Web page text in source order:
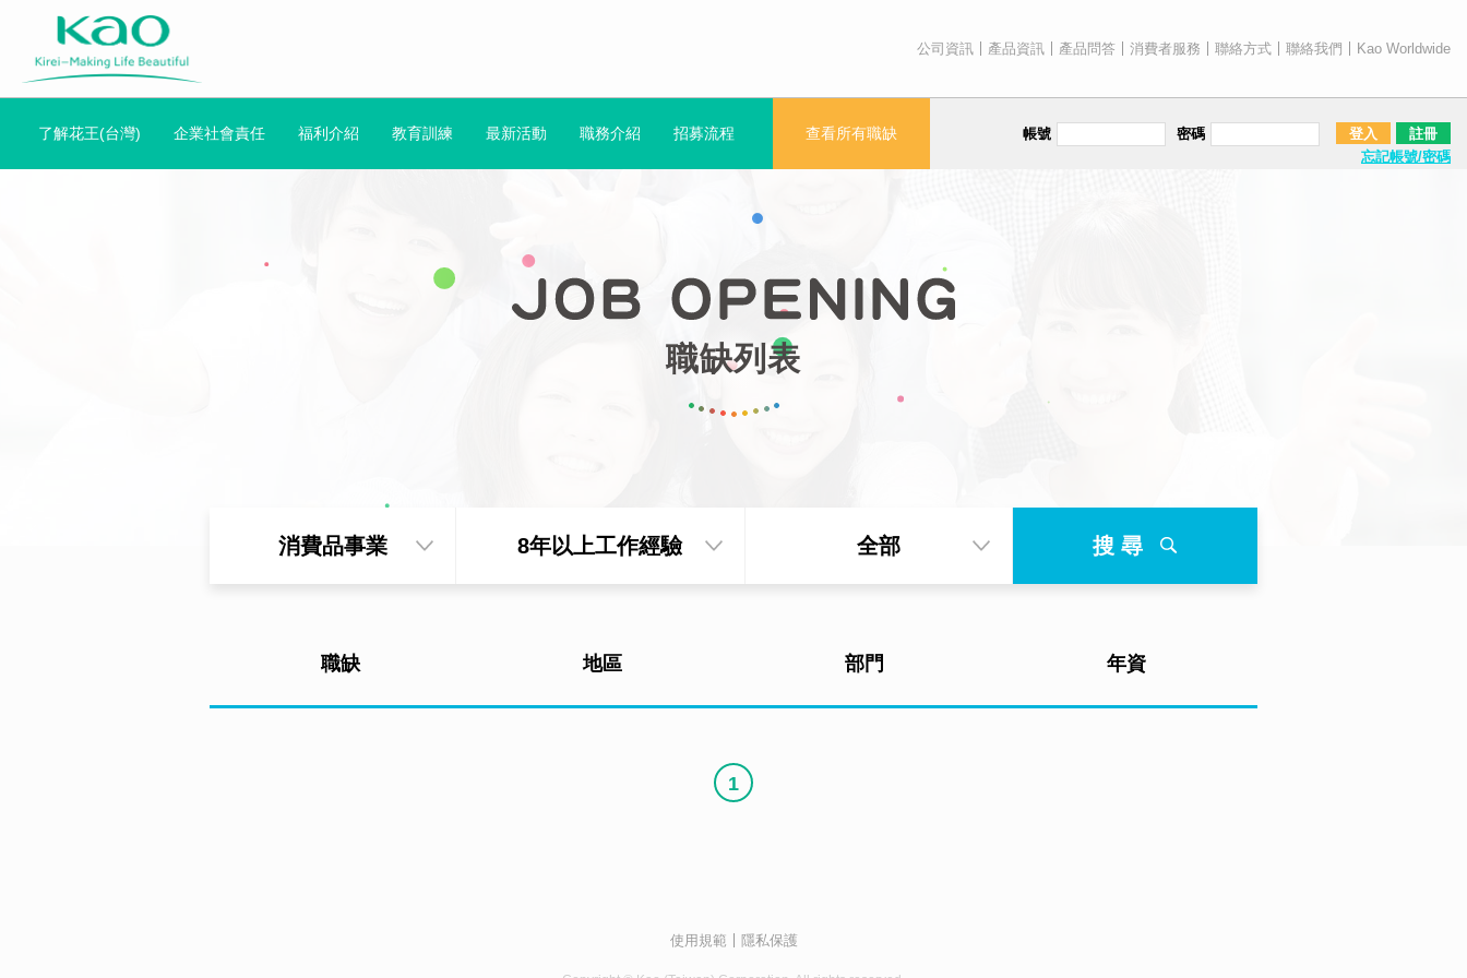
公司資訊 產品資訊 產品問答 消費者服務 聯絡方式 聯絡我們 Kao Worldwide
了解花王(台灣) 企業社會責任 福利介紹 教育訓練 最新活動 職務介紹 招募流程 查看所有職缺 帳號 密碼 登入
註冊
忘記帳號/密碼
職缺列表
消費品事業 8年以上工作經驗 全部 搜 尋
職缺 地區 部門 年資
1
使用規範 隱私保護